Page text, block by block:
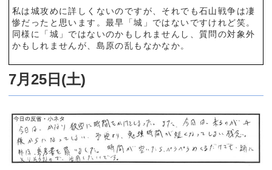
私は城攻めに詳しくないのですが、それでも石山戦争は凄
惨だったと思います。最早「城」ではないですけれど笑。
同様に「城」ではないのかもしれませんし、質問の対象外
かもしれませんが、島原の乱もなかなか。
7月25日(土)